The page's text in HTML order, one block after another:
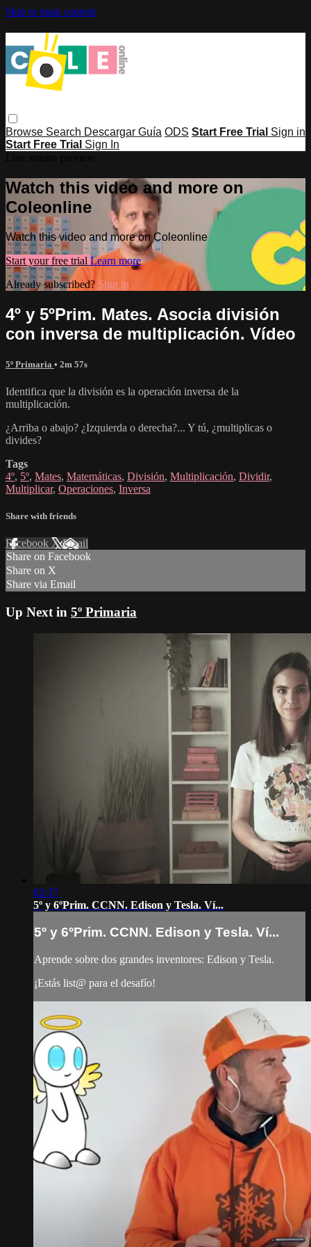
Skip to main content
Browse Search Descargar Guía ODS Start Free Trial Sign in
Start Free Trial Sign In
Watch this video and more on
Coleonline
Watch this video and more on Coleonline
Start your free trial Learn more
Already subscribed? Sign in
4º y 5ºPrim. Mates. Asocia división
con inversa de multiplicación. Vídeo
5º Primaria • 2m 57s
Identifica que la división es la operación inversa de la
multiplicación.
¿Arriba o abajo? ¿Izquierda o derecha?... Y tú, ¿multiplicas o
divides?
Tags
4º, 5º, Mates, Matemáticas, División, Multiplicación, Dividir,
Multiplicar, Operaciones, Inversa
Share with friends
Facebook XEmail
Share on Facebook
Share on X
Share via Email
Up Next in 5º Primaria
02:37
5º y 6ºPrim. CCNN. Edison y Tesla. Ví...
5º y 6ºPrim. CCNN. Edison y Tesla. Ví...
Aprende sobre dos grandes inventores: Edison y Tesla.
¡Estás list@ para el desafío!